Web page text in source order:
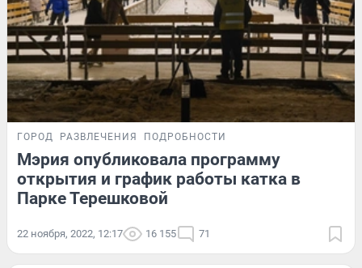
ГОРОД РАЗВЛЕЧЕНИЯ ПОДРОБНОСТИ
Мэрия опубликовала программу
открытия и график работы катка в
Парке Терешковой
22 ноября, 2022, 12:17 16 155 71